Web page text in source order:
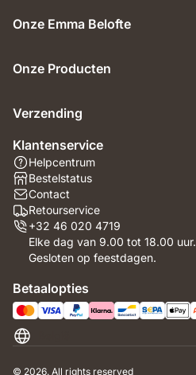
Onze Emma Belofte
Onze Producten
Verzending
Klantenservice
Helpcentrum
Bestelstatus
Contact
Retourservice
+32 46 020 4719
Elke dag van 9.00 tot 18.00 uur.
Gesloten op feestdagen.
Betaalopties
© 2026. All rights reserved